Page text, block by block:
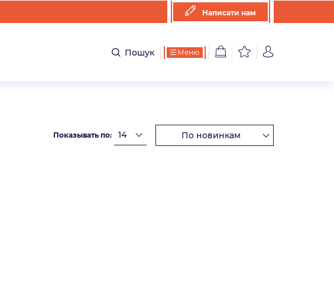
Написати нам
Пошук Меню
Показывать по: